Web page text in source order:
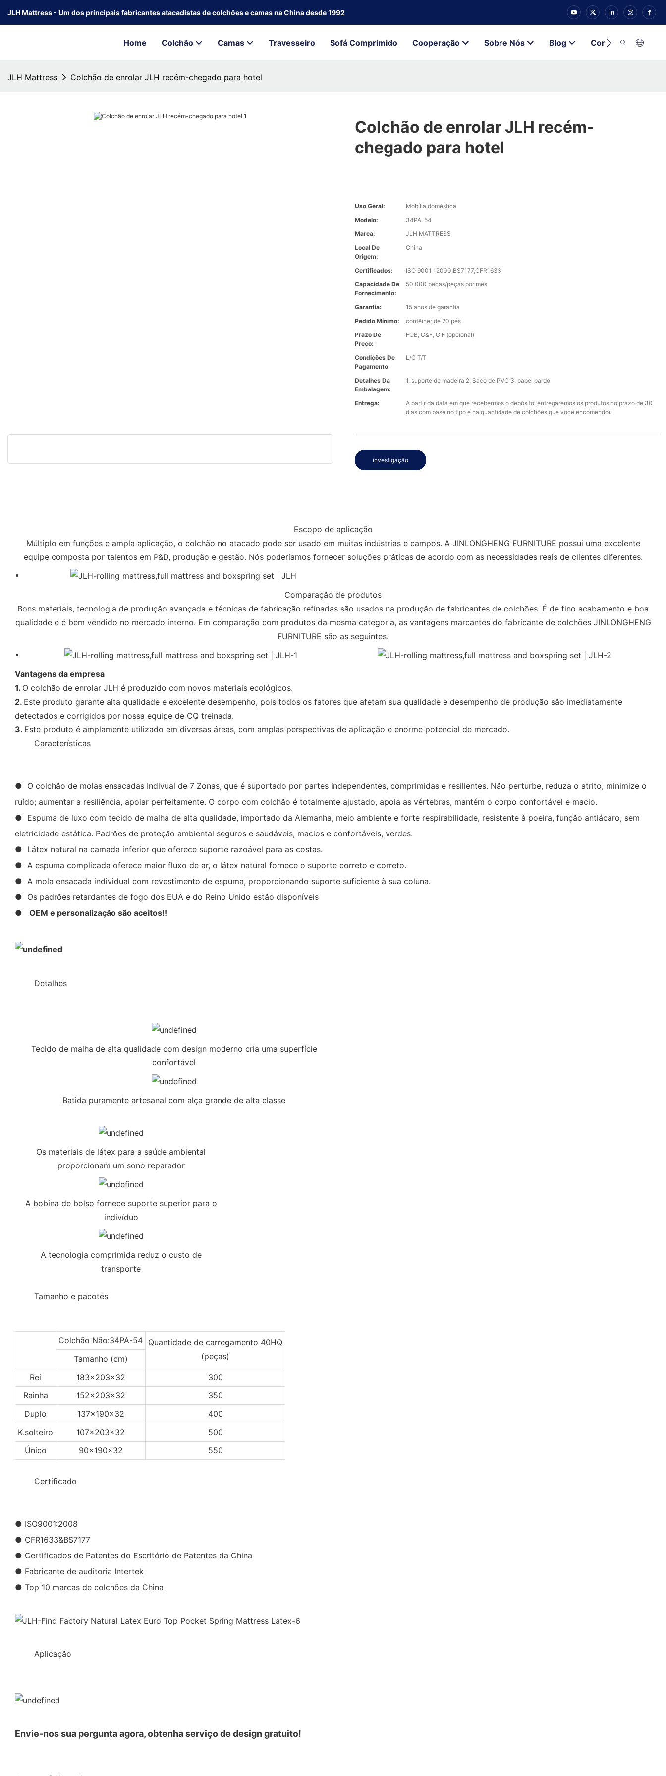
JLH Mattress - Um dos principais fabricantes atacadistas de colchões e camas na China desde 1992
Home Colchão Camas Travesseiro Sofá Comprimido Cooperação Sobre Nós Blog Contato
JLH Mattress Colchão de enrolar JLH recém-chegado para hotel
Colchão de enrolar JLH recém-
chegado para hotel
Uso Geral:
Mobília doméstica
Modelo:
34PA-54
Marca:
JLH MATTRESS
Local De
Origem:
China
Certificados:
ISO 9001 : 2000,BS7177,CFR1633
Capacidade De
Fornecimento:
50.000 peças/peças por mês
Garantia:
15 anos de garantia
Pedido Mínimo:
contêiner de 20 pés
Prazo De
Preço:
FOB, C&F, CIF (opcional)
Condições De
Pagamento:
L/C T/T
Detalhes Da
Embalagem:
1. suporte de madeira 2. Saco de PVC 3. papel pardo
Entrega:
A partir da data em que recebermos o depósito, entregaremos os produtos no prazo de 30
dias com base no tipo e na quantidade de colchões que você encomendou
investigação
Escopo de aplicação
Múltiplo em funções e ampla aplicação, o colchão no atacado pode ser usado em muitas indústrias e campos. A JINLONGHENG FURNITURE possui uma excelente
equipe composta por talentos em P&D, produção e gestão. Nós poderíamos fornecer soluções práticas de acordo com as necessidades reais de clientes diferentes.
Comparação de produtos
Bons materiais, tecnologia de produção avançada e técnicas de fabricação refinadas são usados ​​na produção de fabricantes de colchões. É de fino acabamento e boa
qualidade e é bem vendido no mercado interno. Em comparação com produtos da mesma categoria, as vantagens marcantes do fabricante de colchões JINLONGHENG
FURNITURE são as seguintes.
Vantagens da empresa
1. O colchão de enrolar JLH é produzido com novos materiais ecológicos.
2. Este produto garante alta qualidade e excelente desempenho, pois todos os fatores que afetam sua qualidade e desempenho de produção são imediatamente
detectados e corrigidos por nossa equipe de CQ treinada.
3. Este produto é amplamente utilizado em diversas áreas, com amplas perspectivas de aplicação e enorme potencial de mercado.
Características
● O colchão de molas ensacadas Indivual de 7 Zonas, que é suportado por partes independentes, comprimidas e resilientes. Não perturbe, reduza o atrito, minimize o
ruído; aumentar a resiliência, apoiar perfeitamente. O corpo com colchão é totalmente ajustado, apoia as vértebras, mantém o corpo confortável e macio.
● Espuma de luxo com tecido de malha de alta qualidade, importado da Alemanha, meio ambiente e forte respirabilidade, resistente à poeira, função antiácaro, sem
eletricidade estática. Padrões de proteção ambiental seguros e saudáveis, macios e confortáveis, verdes.
● Látex natural na camada inferior que oferece suporte razoável para as costas.
● A espuma complicada oferece maior fluxo de ar, o látex natural fornece o suporte correto e correto.
● A mola ensacada individual com revestimento de espuma, proporcionando suporte suficiente à sua coluna.
● Os padrões retardantes de fogo dos EUA e do Reino Unido estão disponíveis
●
OEM e personalização são aceitos!!
Detalhes
Tecido de malha de alta qualidade com design moderno cria uma superfície
confortável
Batida puramente artesanal com alça grande de alta classe
Os materiais de látex para a saúde ambiental
proporcionam um sono reparador
A bobina de bolso fornece suporte superior para o
indivíduo
A tecnologia comprimida reduz o custo de
transporte
Tamanho e pacotes
Colchão Não:34PA-54 Quantidade de carregamento 40HQ
(peças)
Tamanho (cm)
Rei
183x203x32
300
Rainha
152x203x32
350
Duplo
137x190x32
400
K.solteiro
107x203x32
500
Único
90x190x32 550
Certificado
● ISO9001:2008
● CFR1633&BS7177
● Certificados de Patentes do Escritório de Patentes da China
● Fabricante de auditoria Intertek
● Top 10 marcas de colchões da China
Aplicação
Envie-nos sua pergunta agora, obtenha serviço de design gratuito!